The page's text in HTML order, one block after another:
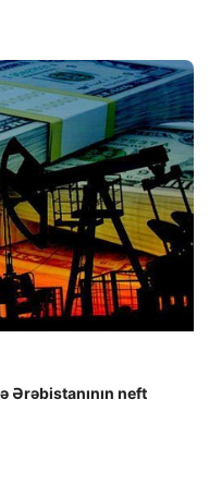
Ərəbistanının neft